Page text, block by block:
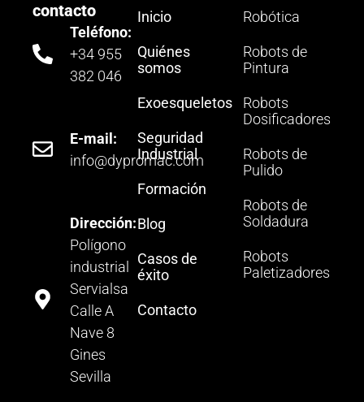
contacto
Teléfono:
+34 955
382 046
E-mail:
info@dypromac.com
Dirección:
Polígono
industrial
Servialsa
Calle A
Nave 8
Gines
Sevilla
Inicio
Quiénes
somos
Exoesqueletos
Seguridad
Industrial
Formación
Blog
Casos de
éxito
Contacto
Robótica
Robots de
Pintura
Robots
Dosificadores
Robots de
Pulido
Robots de
Soldadura
Robots
Paletizadores